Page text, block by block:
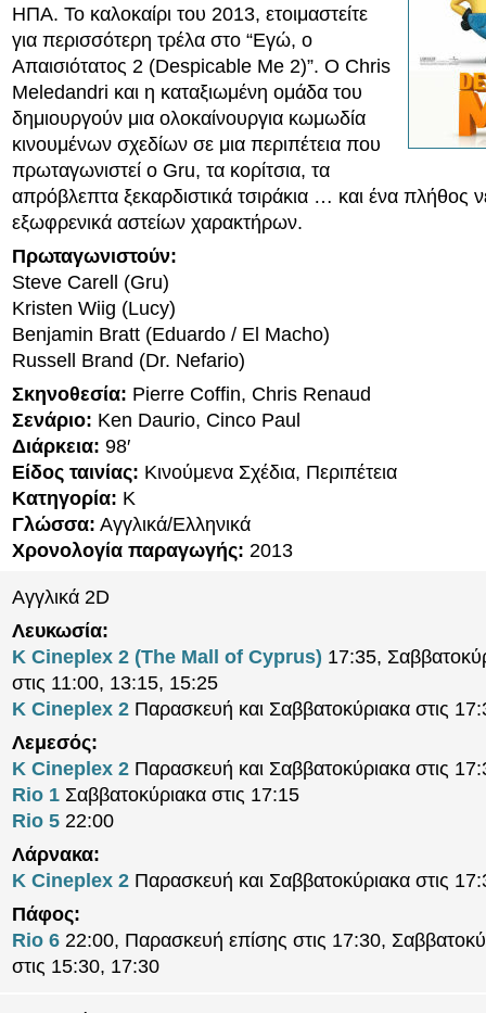
ΗΠΑ. Το καλοκαίρι του 2013, ετοιμαστείτε
για περισσότερη τρέλα στο “Εγώ, ο
Απαισιότατος 2 (Despicable Me 2)”. Ο Chris
Meledandri και η καταξιωμένη ομάδα του
δημιουργούν μια ολοκαίνουργια κωμωδία
κινουμένων σχεδίων σε μια περιπέτεια που
πρωταγωνιστεί ο Gru, τα κορίτσια, τα
απρόβλεπτα ξεκαρδιστικά τσιράκια … και ένα πλήθος
εξωφρενικά αστείων χαρακτήρων.
Πρωταγωνιστούν:
Steve Carell (Gru)
Kristen Wiig (Lucy)
Benjamin Bratt (Eduardo / El Macho)
Russell Brand (Dr. Nefario)
Σκηνοθεσία: Pierre Coffin, Chris Renaud
Σενάριο: Ken Daurio, Cinco Paul
Διάρκεια: 98′
Είδος ταινίας: Κινούμενα Σχέδια, Περιπέτεια
Κατηγορία: K
Γλώσσα: Αγγλικά/Ελληνικά
Χρονολογία παραγωγής: 2013
Αγγλικά 2D
Λευκωσία:
K Cineplex 2 (The Mall of Cyprus) 17:35,
στις 11:00, 13:15, 15:25
K Cineplex 2 Παρασκευή και Σαββατοκύριακα στις
Λεμεσός:
K Cineplex 2 Παρασκευή και Σαββατοκύριακα στις
Rio 1 Σαββατοκύριακα στις 17:15
Rio 5 22:00
Λάρνακα:
K Cineplex 2 Παρασκευή και Σαββατοκύριακα στις
Πάφος:
Rio 6 22:00, Παρασκευή επίσης στις 17:30,
στις 15:30, 17:30